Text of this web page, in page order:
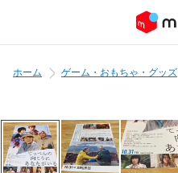
ホーム ゲーム・おもちゃ・グッズ